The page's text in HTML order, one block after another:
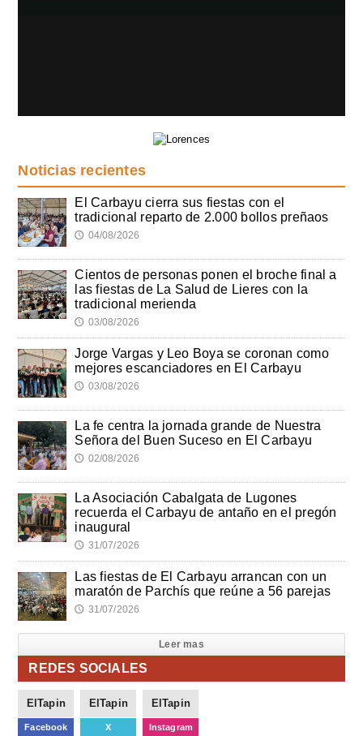
Noticias recientes
El Carbayu cierra sus fiestas con el
tradicional reparto de 2.000 bollos preñaos
🕔 04/08/2026
Cientos de personas ponen el broche final a
las fiestas de La Salud de Lieres con la
tradicional merienda
🕔 03/08/2026
Jorge Vargas y Leo Boya se coronan como
mejores escanciadores en El Carbayu
🕔 03/08/2026
La fe centra la jornada grande de Nuestra
Señora del Buen Suceso en El Carbayu
🕔 02/08/2026
La Asociación Cabalgata de Lugones
recuerda el Carbayu de antaño en el pregón
inaugural
🕔 31/07/2026
Las fiestas de El Carbayu arrancan con un
maratón de Parchís que reúne a 56 parejas
🕔 31/07/2026
Leer mas
REDES SOCIALES
ElTapin
Facebook
ElTapin
X
ElTapin
Instagram